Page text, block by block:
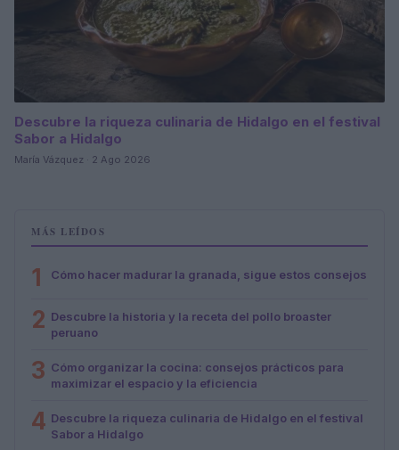
Descubre la riqueza culinaria de Hidalgo en el festival
Sabor a Hidalgo
María Vázquez · 2 Ago 2026
MÁS LEÍDOS
1 Cómo hacer madurar la granada, sigue estos consejos
2 Descubre la historia y la receta del pollo broaster
peruano
3 Cómo organizar la cocina: consejos prácticos para
maximizar el espacio y la eficiencia
4 Descubre la riqueza culinaria de Hidalgo en el festival
Sabor a Hidalgo